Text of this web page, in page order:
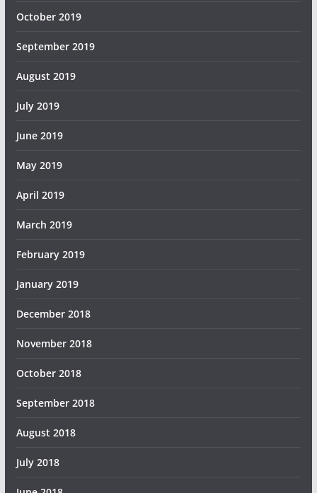
October 2019
September 2019
August 2019
July 2019
June 2019
May 2019
April 2019
March 2019
February 2019
January 2019
December 2018
November 2018
October 2018
September 2018
August 2018
July 2018